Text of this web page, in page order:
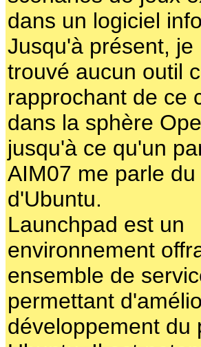
dans un logiciel
Jusqu'à présent, je
trouvé aucun outil
rapprochant de ce
dans la sphère
jusqu'à ce qu'un
AIM07 me parle
d'Ubuntu.
Launchpad est un
environnement
ensemble de
permettant
développement du